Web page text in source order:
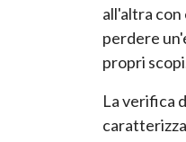
all'altra
perdere
propri
La verifica